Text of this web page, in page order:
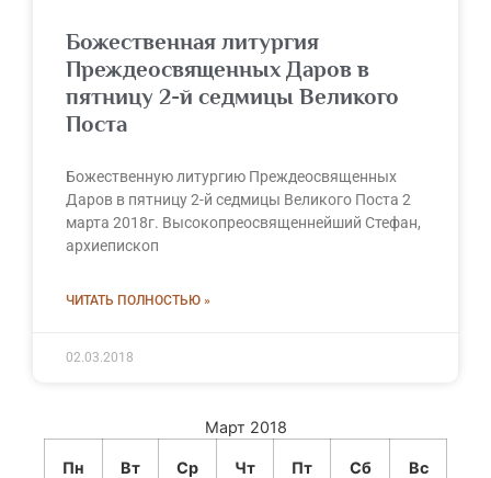
Божественная литургия
Преждеосвященных Даров в
пятницу 2-й седмицы Великого
Поста
Божественную литургию Преждеосвященных
Даров в пятницу 2-й седмицы Великого Поста 2
марта 2018г. Высокопреосвященнейший Стефан,
архиепископ
ЧИТАТЬ ПОЛНОСТЬЮ »
02.03.2018
Март 2018
Пн Вт Ср Чт Пт Сб Вс